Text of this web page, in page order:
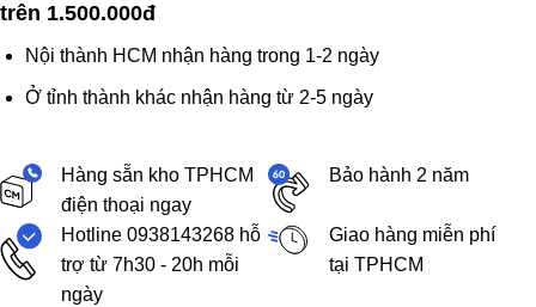
trên 1.500.000đ
Nội thành HCM nhận hàng trong 1-2 ngày
Ở tỉnh thành khác nhận hàng từ 2-5 ngày
Hàng sẵn kho TPHCM
điện thoại ngay
Bảo hành 2 năm
Hotline 0938143268 hỗ
trợ từ 7h30 - 20h mỗi
ngày
Giao hàng miễn phí
tại TPHCM